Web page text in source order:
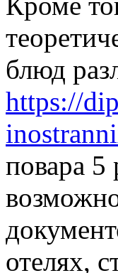
блюд
https://
повара 5
отелях,